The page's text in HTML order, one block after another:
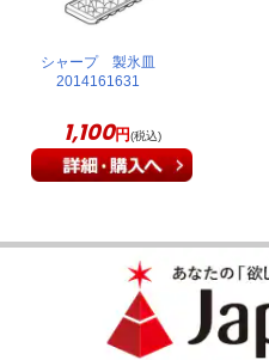
シャープ 製氷皿
2014161631
1,100円(税込)